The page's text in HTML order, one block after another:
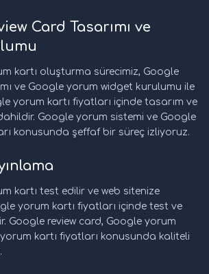
Card Tasarımı ve
kartı oluşturma sürecimiz, Google
ve Google yorum widget kurulumu ile
yorum kartı fiyatları içinde tasarım ve
Google yorum sistemi ve Google
konusunda şeffaf bir süreç izliyoruz.
kartı test edilir ve web sitenize
yorum kartı fiyatları içinde test ve
Google review card, Google yorum
kartı fiyatları konusunda kaliteli